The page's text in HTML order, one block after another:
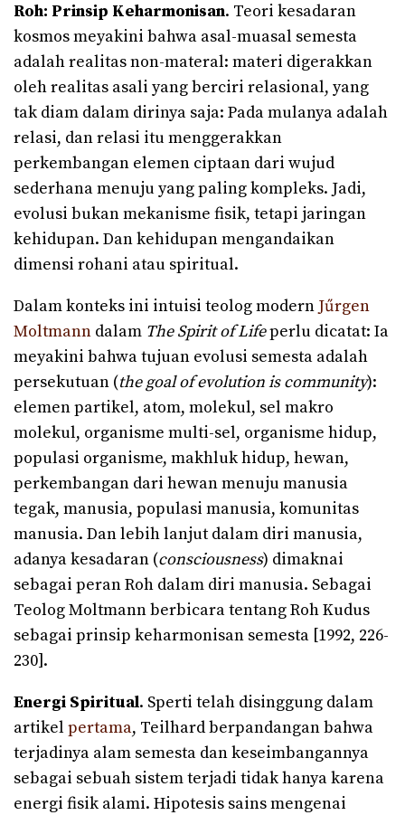
Roh: Prinsip Keharmonisan. Teori kesadaran
kosmos meyakini bahwa asal-muasal semesta
adalah realitas non-materal: materi digerakkan
oleh realitas asali yang berciri relasional, yang
tak diam dalam dirinya saja: Pada mulanya adalah
relasi, dan relasi itu menggerakkan
perkembangan elemen ciptaan dari wujud
sederhana menuju yang paling kompleks. Jadi,
evolusi bukan mekanisme fisik, tetapi jaringan
kehidupan. Dan kehidupan mengandaikan
dimensi rohani atau spiritual.
Dalam konteks ini intuisi teolog modern Jűrgen
Moltmann dalam The Spirit of Lifeperlu dicatat: Ia
meyakini bahwa tujuan evolusi semesta adalah
persekutuan (the goal of evolution is community):
elemen partikel, atom, molekul, sel makro
molekul, organisme multi-sel, organisme hidup,
populasi organisme, makhluk hidup, hewan,
perkembangan dari hewan menuju manusia
tegak, manusia, populasi manusia, komunitas
manusia. Dan lebih lanjut dalam diri manusia,
adanya kesadaran (consciousness) dimaknai
sebagai peran Roh dalam diri manusia. Sebagai
Teolog Moltmann berbicara tentang Roh Kudus
sebagai prinsip keharmonisan semesta [1992, 226-
230].
Energi Spiritual. Sperti telah disinggung dalam
artikelpertama, Teilhard berpandangan bahwa
terjadinya alam semesta dan keseimbangannya
sebagai sebuah sistem terjadi tidak hanya karena
energi fisik alami. Hipotesis sains mengenai